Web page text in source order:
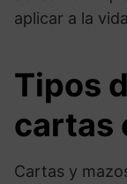
aplicar a la
Tipos
cartas
Cartas y